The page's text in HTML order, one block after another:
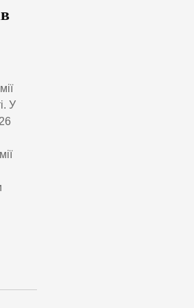
У